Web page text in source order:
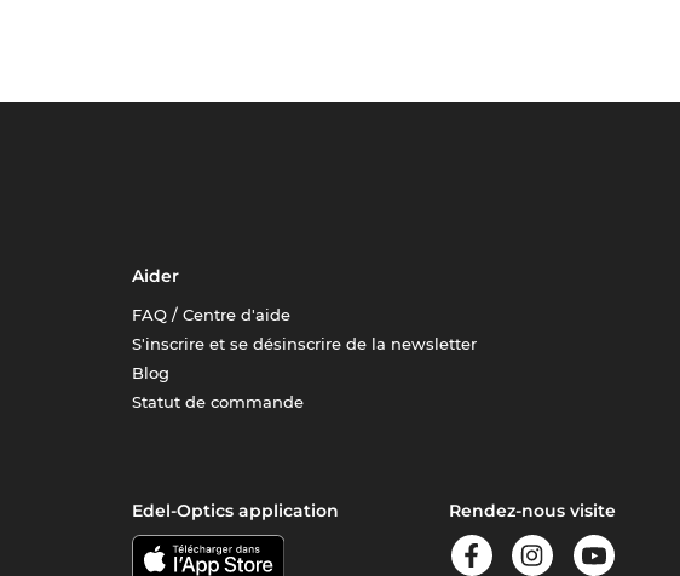
Aider
FAQ / Centre d'aide
S'inscrire et se désinscrire de la newsletter
Blog
Statut de commande
Edel-Optics application Rendez-nous visite